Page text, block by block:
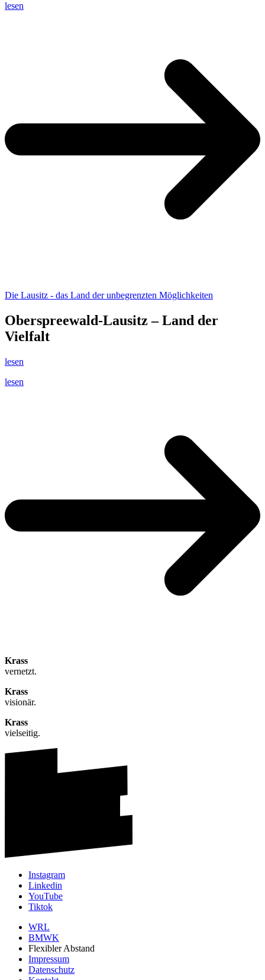
lesen
Die Lausitz - das Land der unbegrenzten Möglichkeiten
Oberspreewald-Lausitz – Land der
Vielfalt
lesen
lesen
Krass
vernetzt.
Krass
visionär.
Krass
vielseitig.
Instagram
Linkedin
YouTube
Tiktok
WRL
BMWK
Flexibler Abstand
Impressum
Datenschutz